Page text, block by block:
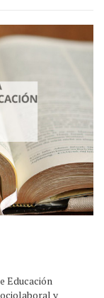
Educación
y